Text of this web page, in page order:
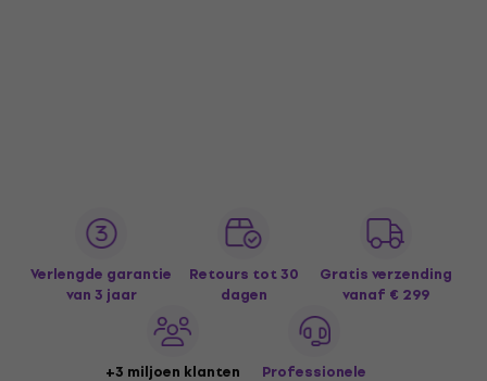
Verlengde garantie
van 3 jaar
Retours tot 30
dagen
Gratis verzending
vanaf € 299
+3 miljoen klanten
Professionele